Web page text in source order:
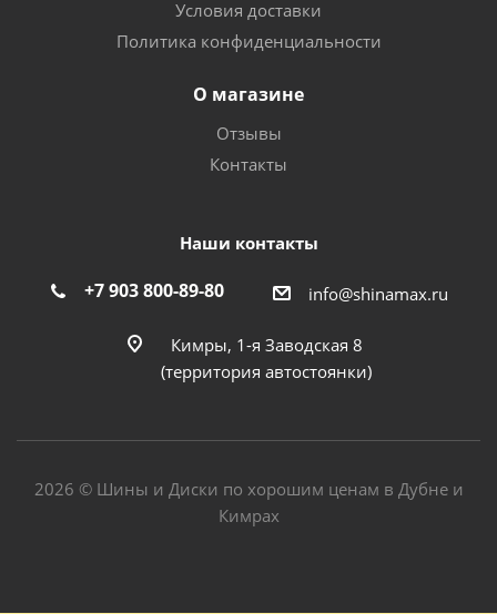
Условия доставки
Политика конфиденциальности
О магазине
Отзывы
Контакты
Наши контакты
+7 903 800-89-80 info@shinamax.ru
Кимры, 1-я Заводская 8
(территория автостоянки)
2026 © Шины и Диски по хорошим ценам в Дубне и
Кимрах